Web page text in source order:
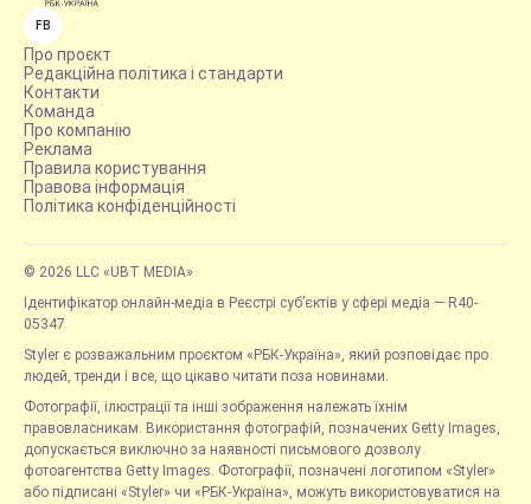
FB
Про проєкт
Редакційна політика і стандарти
Контакти
Команда
Про компанію
Реклама
Правила користування
Правова інформація
Політика конфіденційності
© 2026 LLC «UBT MEDIA»
Ідентифікатор онлайн-медіа в Реєстрі суб’єктів у сфері медіа — R40-
05347
Styler є розважальним проєктом «РБК-Україна», який розповідає про
людей, тренди і все, що цікаво читати поза новинами.
Фотографії, ілюстрації та інші зображення належать їхнім
правовласникам. Використання фотографій, позначених Getty Images,
допускається виключно за наявності письмового дозволу
фотоагентства Getty Images. Фотографії, позначені логотипом «Styler»
або підписані «Styler» чи «РБК-Україна», можуть використовуватися на